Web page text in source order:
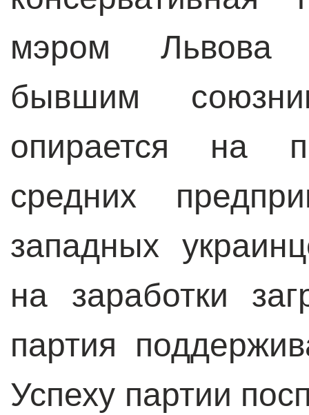
мэром Львова
бывшим
опирается на
средних
западных
на заработки
партия
Успеху партии